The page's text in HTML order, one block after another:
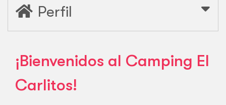
Perfil
¡Bienvenidos al Camping El
Carlitos!